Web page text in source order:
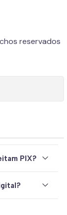
reservados
PIX?